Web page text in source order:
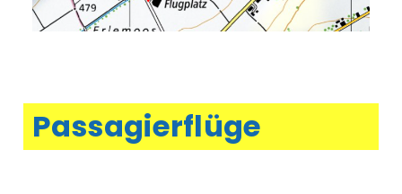
Passagierflüge